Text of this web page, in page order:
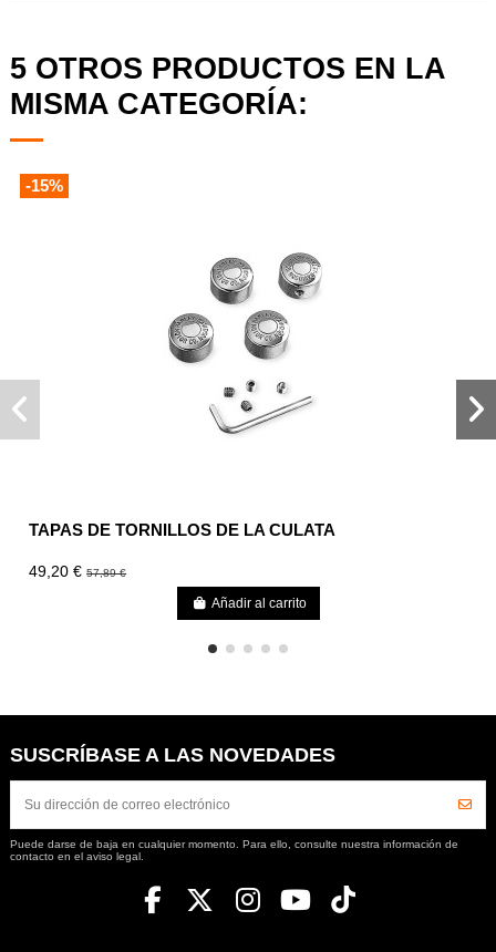
5 OTROS PRODUCTOS EN LA
MISMA CATEGORÍA:
-15%
TAPAS DE TORNILLOS DE LA CULATA
49,20 €57,89 €
Añadir al carrito
SUSCRÍBASE A LAS NOVEDADES
Puede darse de baja en cualquier momento. Para ello, consulte nuestra información de
contacto en el aviso legal.